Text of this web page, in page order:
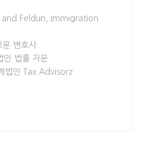
Feldun, Immigration
변호사
법률 자문
법인 Tax Advisorz